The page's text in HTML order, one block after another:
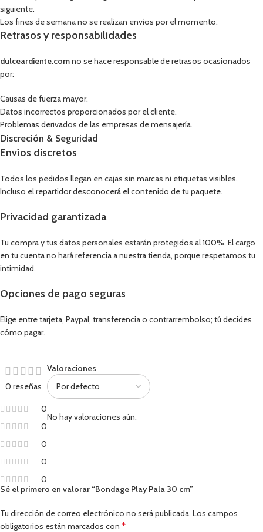
siguiente.
Los fines de semana no se realizan envíos por el momento.
Retrasos y responsabilidades
dulceardiente.comno se hace responsable de retrasos ocasionados
por:
Causas de fuerza mayor.
Datos incorrectos proporcionados por el cliente.
Problemas derivados de las empresas de mensajería.
Discreción & Seguridad
Envíos discretos
Todos los pedidos llegan en cajas sin marcas ni etiquetas visibles.
Incluso el repartidor desconocerá el contenido de tu paquete.
Privacidad garantizada
Tu compra y tus datos personales estarán protegidos al 100%. El cargo
en tu cuenta no hará referencia a nuestra tienda, porque respetamos tu
intimidad.
Opciones de pago seguras
Elige entre tarjeta, Paypal, transferencia o contrarrembolso; tú decides
cómo pagar.
0 reseñas
0
0
0
0
0
Valoraciones
No hay valoraciones aún.
Sé el primero en valorar “Bondage Play Pala 30 cm”
Tu dirección de correo electrónico no será publicada. Los campos
obligatorios están marcados con *